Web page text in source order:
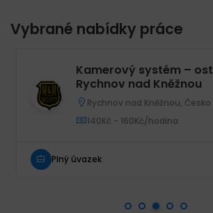
Vybrané nabídky práce
Kamerový systém –
Rychnov nad Kněžnou
Rychnov nad Kněžnou, Česko
140Kč - 160Kč/hodina
Plný úvazek